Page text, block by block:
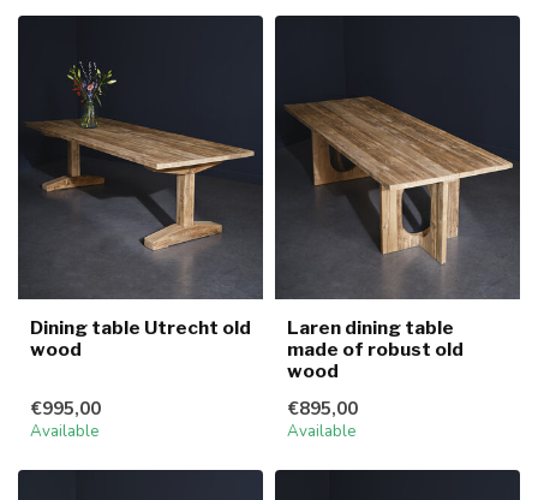
Dining table Utrecht old
wood
€995,00
Available
Laren dining table
made of robust old
wood
€895,00
Available